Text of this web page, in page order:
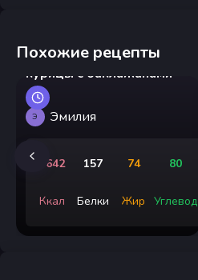
Похожие рецепты
Китайский стир-фрай из
курицы с баклажанами
Э Эмилия
1642
Ккал
157
Белки
74
Жир
80
Углевод